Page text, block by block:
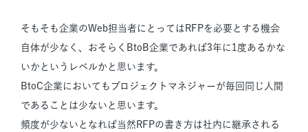
そもそも企業のWeb担当者にとってはRFPを必要とする機会
自体が少なく、おそらくBtoB企業であれば3年に1度あるかな
いかというレベルかと思います。
BtoC企業においてもプロジェクトマネジャーが毎回同じ人間
であることは少ないと思います。
頻度が少ないとなれば当然RFPの書き方は社内に継承される